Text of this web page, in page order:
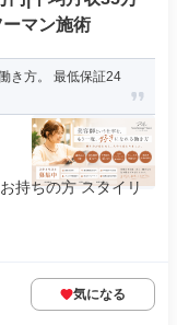
マン施術
き方。 最低保証24
持ちの方 スタイリ
気になる